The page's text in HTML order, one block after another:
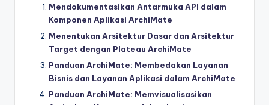
Mendokumentasikan Antarmuka API dalam
Komponen Aplikasi ArchiMate
Menentukan Arsitektur Dasar dan Arsitektur
Target dengan Plateau ArchiMate
Panduan ArchiMate: Membedakan Layanan
Bisnis dan Layanan Aplikasi dalam ArchiMate
Panduan ArchiMate: Memvisualisasikan